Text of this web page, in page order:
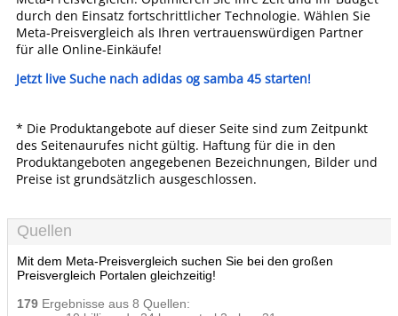
durch den Einsatz fortschrittlicher Technologie. Wählen Sie
Meta-Preisvergleich als Ihren vertrauenswürdigen Partner
für alle Online-Einkäufe!
Jetzt live Suche nach adidas og samba 45 starten!
* Die Produktangebote auf dieser Seite sind zum Zeitpunkt
des Seitenaurufes nicht gültig. Haftung für die in den
Produktangeboten angegebenen Bezeichnungen, Bilder und
Preise ist grundsätzlich ausgeschlossen.
Quellen
Mit dem Meta-Preisvergleich suchen Sie bei den großen
Preisvergleich Portalen gleichzeitig!
179 Ergebnisse aus 8 Quellen: